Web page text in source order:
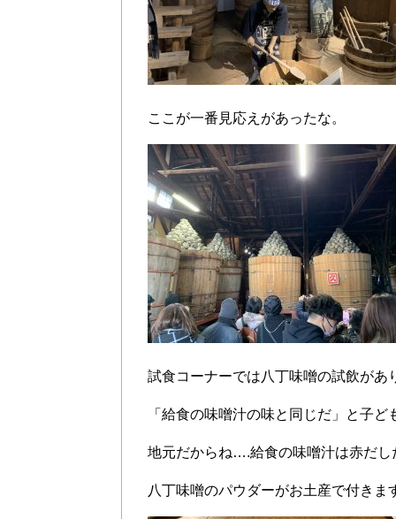
ここが一番見応えがあったな。
試食コーナーでは八丁味噌の試飲があ
「給食の味噌汁の味と同じだ」と子
地元だからね….給食の味噌汁は赤だ
八丁味噌のパウダーがお土産で付きま